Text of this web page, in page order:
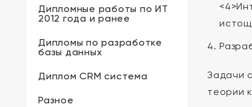
Дипломные работы по ИТ
2012 года и ранее
Дипломы по разработке
базы данных
Диплом CRM система
Разное
Задачи
теории